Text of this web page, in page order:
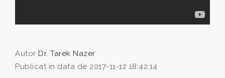
Autor Dr. Tarek Nazer
Publicat in data de 2017-11-12 18:42:14